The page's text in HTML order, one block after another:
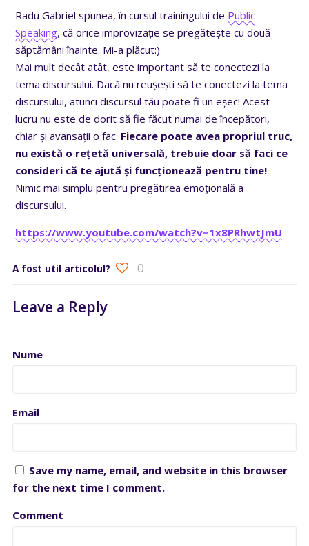
Radu Gabriel spunea, în cursul trainingului de Public
Speaking, că orice improvizație se pregătește cu două
săptămâni înainte. Mi-a plăcut:)
Mai mult decât atât, este important să te conectezi la
tema discursului. Dacă nu reușești să te conectezi la tema
discursului, atunci discursul tău poate fi un eșec! Acest
lucru nu este de dorit să fie făcut numai de începători,
chiar și avansații o fac. Fiecare poate avea propriul truc,
nu există o rețetă universală, trebuie doar să faci ce
consideri că te ajută și funcționează pentru tine!
Nimic mai simplu pentru pregătirea emoțională a
discursului.
https://www.youtube.com/watch?v=1x8PRhwtJmU
A fost util articolul? 0
Leave a Reply
Nume
Email
Save my name, email, and website in this browser
for the next time I comment.
Comment